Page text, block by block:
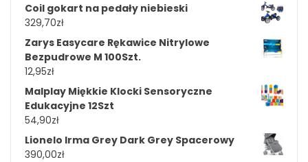
Coil gokart na pedały niebieski
329,70zł
Zarys Easycare Rękawice Nitrylowe
Bezpudrowe M 100Szt.
12,95zł
Malplay Miękkie Klocki Sensoryczne
Edukacyjne 12Szt
54,90zł
Lionelo Irma Grey Dark Grey Spacerowy
390,00zł